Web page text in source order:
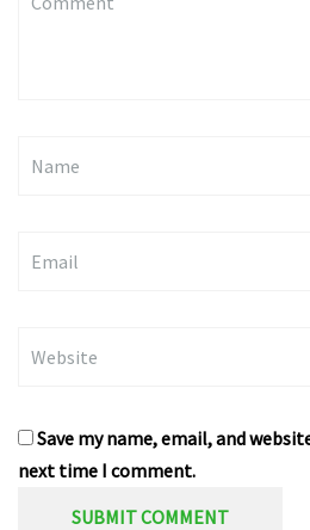
Save my name, email, and
next time I comment.